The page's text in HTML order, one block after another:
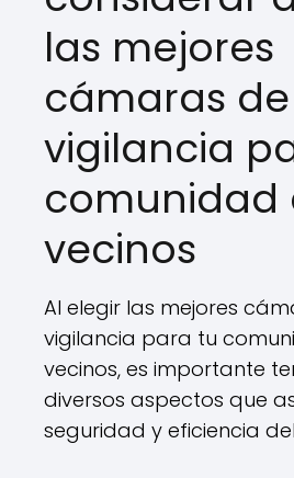
las mejores
cámaras de
vigilancia
comunidad
vecinos
Al elegir las mejores
vigilancia para tu
vecinos, es importante
diversos aspectos que
seguridad y eficiencia